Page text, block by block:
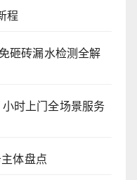
程
砸砖漏水检测全解
时上门全场景服务
体盘点